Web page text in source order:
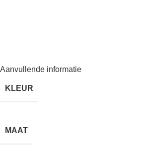
Aanvullende informatie
KLEUR
MAAT